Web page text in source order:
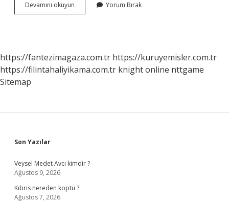
Devamını okuyun
Sütü
Mı
Yorum Bırak
https://fantezimagaza.com.tr https://kuruyemisler.com.tr
https://filintahaliyikama.com.tr knight online nttgame
Sitemap
Sidebar
Son Yazılar
Veysel Medet Avcı kimdir ?
Ağustos 9, 2026
Kıbrıs nereden koptu ?
Ağustos 7, 2026